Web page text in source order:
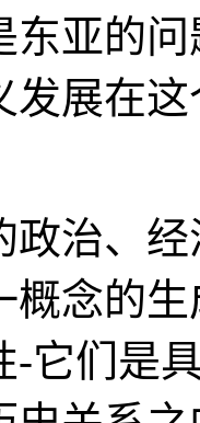
东亚的
发展在
政治、
概念的
-它们是